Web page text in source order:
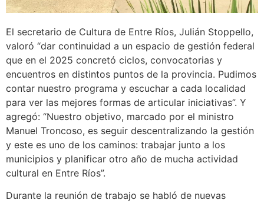
El secretario de Cultura de Entre Ríos, Julián Stoppello,
valoró “dar continuidad a un espacio de gestión federal
que en el 2025 concretó ciclos, convocatorias y
encuentros en distintos puntos de la provincia. Pudimos
contar nuestro programa y escuchar a cada localidad
para ver las mejores formas de articular iniciativas”. Y
agregó: “Nuestro objetivo, marcado por el ministro
Manuel Troncoso, es seguir descentralizando la gestión
y este es uno de los caminos: trabajar junto a los
municipios y planificar otro año de mucha actividad
cultural en Entre Ríos”.
Durante la reunión de trabajo se habló de nuevas